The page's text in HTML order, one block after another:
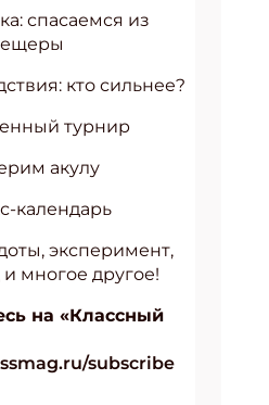
спасаемся из
кто сильнее?
турнир
акулу
календарь
эксперимент,
многое другое!
на «Классный
subscribe